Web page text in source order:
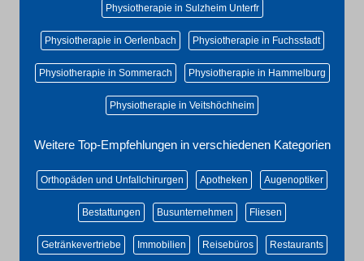
Physiotherapie in Sulzheim Unterfr
Physiotherapie in Oerlenbach Physiotherapie in Fuchsstadt
Physiotherapie in Sommerach Physiotherapie in Hammelburg
Physiotherapie in Veitshöchheim
Weitere Top-Empfehlungen in verschiedenen Kategorien
Orthopäden und Unfallchirurgen Apotheken Augenoptiker
Bestattungen Busunternehmen Fliesen
Getränkevertriebe Immobilien Reisebüros Restaurants